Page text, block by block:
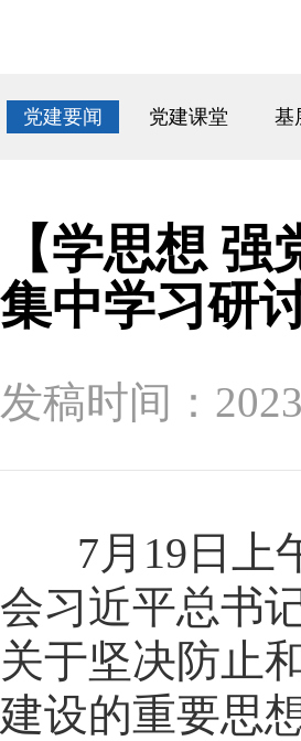
党建要闻 党建课堂 基
【学思想
集中学习研
发稿时间：
7月19日上午
会习近平总书
关于坚决防止
建设的重要思